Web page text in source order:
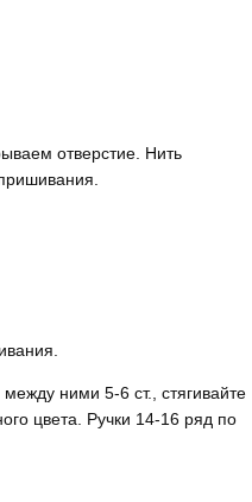
отверстие. Нить
ними 5-6 ст., стягивайте
цвета. Ручки 14-16 ряд по